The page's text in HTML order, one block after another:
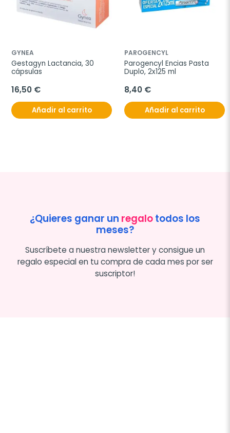
GYNEA
Gestagyn Lactancia, 30
cápsulas
16,50 €
Añadir al carrito
PAROGENCYL
Parogencyl Encias Pasta
Duplo, 2x125 ml
8,40 €
Añadir al carrito
¿Quieres ganar un regalotodos los
meses?
Suscríbete a nuestra newsletter y consigue un
regalo especial en tu compra de cada mes por ser
suscriptor!